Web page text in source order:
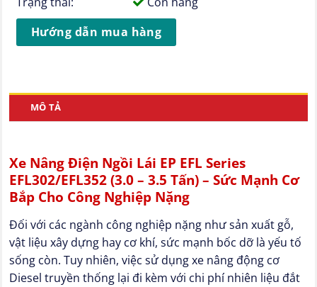
Hướng dẫn mua hàng
MÔ TẢ
Xe Nâng Điện Ngồi Lái EP EFL Series
EFL302/EFL352 (3.0 – 3.5 Tấn) – Sức Mạnh Cơ
Bắp Cho Công Nghiệp Nặng
Đối với các ngành công nghiệp nặng như sản xuất gỗ,
vật liệu xây dựng hay cơ khí, sức mạnh bốc dỡ là yếu tố
sống còn. Tuy nhiên, việc sử dụng xe nâng động cơ
Diesel truyền thống lại đi kèm với chi phí nhiên liệu đắt